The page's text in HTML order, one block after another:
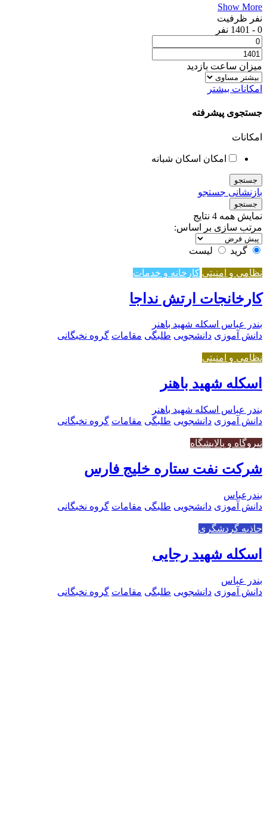
Show More
نفر ظرفیت
0
-
1401 نفر
میزان ساعت بازدید
امکانات بیشتر
جستجوی پیشرفته
امکانات
امکان اسکان شبانه
جستجو
بازنشانی جستجو
جستجو
نمایش همه 4 نتایج
مرتب سازی بر اساس:
گرید لیست
نظامی و امنیتی کارخانه و خدمات
کارخانجات ارتش نداجا
بندر عباس اسکله شهید باهنر
دانش آموزی دانشجویی طلبگی مقامات گروه نخبگانی
نظامی و امنیتی
اسکله شهید باهنر
بندر عباس اسکله شهید باهنر
دانش آموزی دانشجویی طلبگی مقامات گروه نخبگانی
نیروگاه و پالایشگاه
شرکت نفت ستاره خلیج فارس
بندرعباس
دانش آموزی دانشجویی طلبگی مقامات گروه نخبگانی
جاذبه گردشگری
اسکله شهید رجایی
بندر عباس
دانش آموزی دانشجویی طلبگی مقامات گروه نخبگانی